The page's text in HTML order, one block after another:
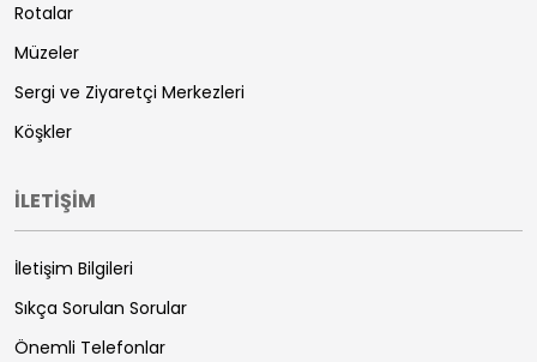
Rotalar
Müzeler
Sergi ve Ziyaretçi Merkezleri
Köşkler
İLETİŞİM
İletişim Bilgileri
Sıkça Sorulan Sorular
Önemli Telefonlar